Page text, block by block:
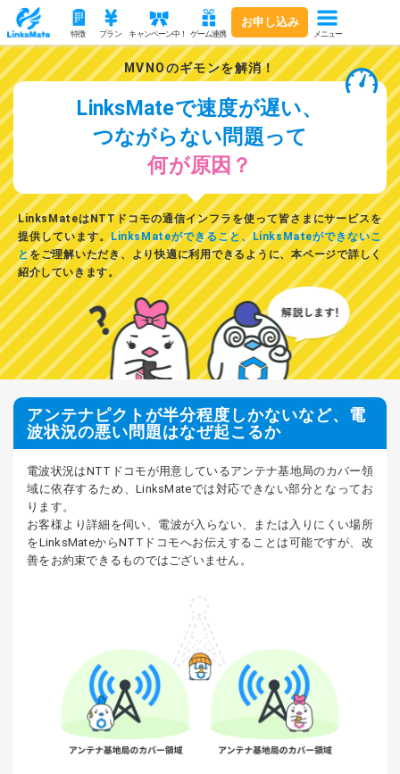
特徴 プラン キャンペーン中！ ゲーム連携
お申し込み
メニュー
MVNOのギモンを解消！
LinksMateで速度が遅い、
つながらない問題って
何が原因？
LinksMateはNTTドコモの通信インフラを使って皆さまにサービスを
提供しています。LinksMateができること、LinksMateができないこ
とをご理解いただき、より快適に利用できるように、本ページで詳しく
紹介していきます。
アンテナピクトが半分程度しかないなど、電
波状況の悪い問題はなぜ起こるか
電波状況はNTTドコモが用意しているアンテナ基地局のカバー領
域に依存するため、LinksMateでは対応できない部分となってお
ります。
お客様より詳細を伺い、電波が入らない、または入りにくい場所
をLinksMateからNTTドコモへお伝えすることは可能ですが、改
善をお約束できるものではございません。